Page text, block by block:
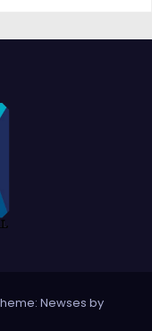
Newses by